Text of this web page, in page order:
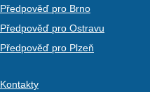
Předpověď pro Brno
Předpověď pro Ostravu
Předpověď pro Plzeň
Kontakty